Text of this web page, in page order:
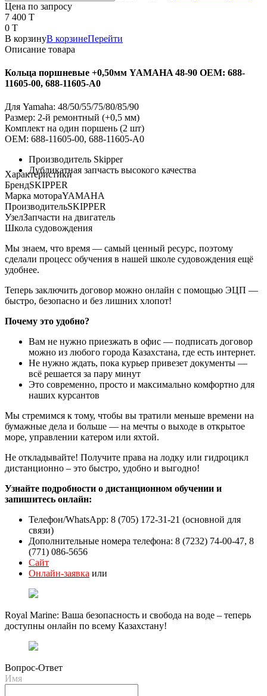
Цена по запросу
7 400 T
0 T
В корзинуВ корзинеПерейти
Описание товара
Кольца поршневые +0,50мм YAMAHA 48-90 OEM: 688-
11605-00, 688-11605-A0
Для Yamaha: 48/50/55/75/80/85/90
Размер: 2-й ремонтный (+0,5 мм)
Комплект на один поршень (2 шт)
OEM: 688-11605-00, 688-11605-A0
Производитель Skipper
Дубликатная запчасть высокого качества
Характеристики
БрендSKIPPER
Марка мотораYAMAHA
ПроизводительSKIPPER
УзелЗапчасти на двигатель
Школа судовождения
Мы знаем, что время — самый ценный ресурс, поэтому
сделали процесс обучения в нашей школе судовождения ещё
удобнее.
Теперь заключить договор можно онлайн с помощью ЭЦП —
быстро, безопасно и без лишних хлопот!
Почему это удобно?
Вам не нужно приезжать в офис — подписать договор
можно из любого города Казахстана, где есть интернет.
Не нужно ждать, пока курьер привезет документы —
всё решается за пару минут
Это современно, просто и максимально комфортно для
наших курсантов
Мы стремимся к тому, чтобы вы тратили меньше времени на
бумажные дела и больше — на мечты о выходе в открытое
море, управлении катером или яхтой.
Не откладывайте! Получите права на лодку или гидроцикл
дистанционно – это быстро, удобно и выгодно!
Узнайте подробности о дистанционном обучении и
запишитесь онлайн:
Телефон/WhatsApp: 8 (705) 172-31-21 (основной для
связи)
Дополнительные номера телефона: 8 (7232) 74-00-47, 8
(771) 086-5656
Сайт
Онлайн-заявка или
Royal Marine: Ваша безопасность и свобода на воде – теперь
доступны онлайн по всему Казахстану!
Вопрос-Ответ
Имя